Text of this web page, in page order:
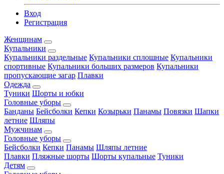
Вход
Регистрация
Женщинам
Купальники
Купальники раздельные Купальники сплошные Купальники
спортивные Купальники больших размеров Купальники
пропускающие загар Плавки
Одежда
Туники Шорты и юбки
Головные уборы
Банданы Бейсболки Кепки Козырьки Панамы Повязки Шапки
летние Шляпы
Мужчинам
Головные уборы
Бейсболки Кепки Панамы Шляпы летние
Плавки Пляжные шорты Шорты купальные Туники
Детям